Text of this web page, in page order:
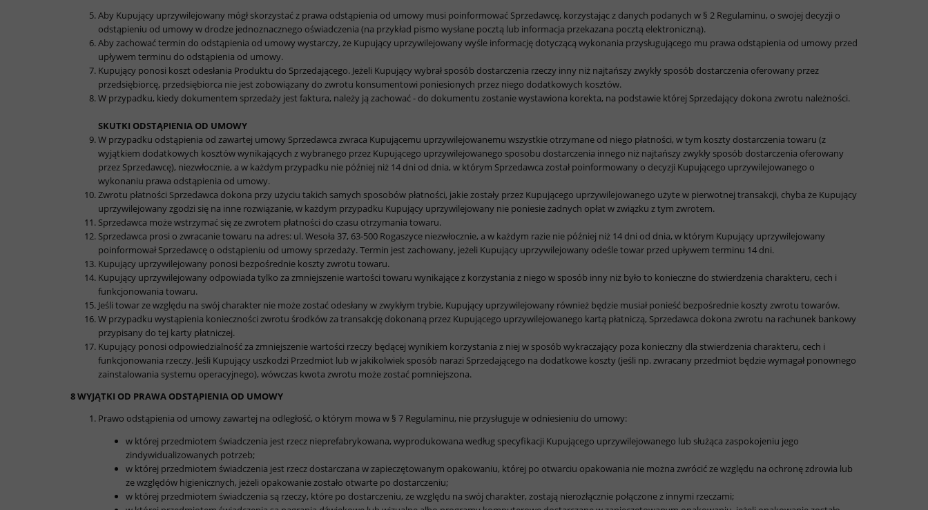
Aby Kupujący uprzywilejowany mógł skorzystać z prawa odstąpienia od umowy musi poinformować Sprzedawcę, korzystając z danych podanych w § 2 Regulaminu, o swojej decyzji o
odstąpieniu od umowy w drodze jednoznacznego oświadczenia (na przykład pismo wysłane pocztą lub informacja przekazana pocztą elektroniczną).
Aby zachować termin do odstąpienia od umowy wystarczy, że Kupujący uprzywilejowany wyśle informację dotyczącą wykonania przysługującego mu prawa odstąpienia od umowy przed
upływem terminu do odstąpienia od umowy.
Kupujący ponosi koszt odesłania Produktu do Sprzedającego. Jeżeli Kupujący wybrał sposób dostarczenia rzeczy inny niż najtańszy zwykły sposób dostarczenia oferowany przez
przedsiębiorcę, przedsiębiorca nie jest zobowiązany do zwrotu konsumentowi poniesionych przez niego dodatkowych kosztów.
W przypadku, kiedy dokumentem sprzedaży jest faktura, należy ją zachować - do dokumentu zostanie wystawiona korekta, na podstawie której Sprzedający dokona zwrotu należności.
SKUTKI ODSTĄPIENIA OD UMOWY
W przypadku odstąpienia od zawartej umowy Sprzedawca zwraca Kupującemu uprzywilejowanemu wszystkie otrzymane od niego płatności, w tym koszty dostarczenia towaru (z
wyjątkiem dodatkowych kosztów wynikających z wybranego przez Kupującego uprzywilejowanego sposobu dostarczenia innego niż najtańszy zwykły sposób dostarczenia oferowany
przez Sprzedawcę), niezwłocznie, a w każdym przypadku nie później niż 14 dni od dnia, w którym Sprzedawca został poinformowany o decyzji Kupującego uprzywilejowanego o
wykonaniu prawa odstąpienia od umowy.
Zwrotu płatności Sprzedawca dokona przy użyciu takich samych sposobów płatności, jakie zostały przez Kupującego uprzywilejowanego użyte w pierwotnej transakcji, chyba że Kupujący
uprzywilejowany zgodzi się na inne rozwiązanie, w każdym przypadku Kupujący uprzywilejowany nie poniesie żadnych opłat w związku z tym zwrotem.
Sprzedawca może wstrzymać się ze zwrotem płatności do czasu otrzymania towaru.
Sprzedawca prosi o zwracanie towaru na adres: ul. Wesoła 37, 63-500 Rogaszyce niezwłocznie, a w każdym razie nie później niż 14 dni od dnia, w którym Kupujący uprzywilejowany
poinformował Sprzedawcę o odstąpieniu od umowy sprzedaży. Termin jest zachowany, jeżeli Kupujący uprzywilejowany odeśle towar przed upływem terminu 14 dni.
Kupujący uprzywilejowany ponosi bezpośrednie koszty zwrotu towaru.
Kupujący uprzywilejowany odpowiada tylko za zmniejszenie wartości towaru wynikające z korzystania z niego w sposób inny niż było to konieczne do stwierdzenia charakteru, cech i
funkcjonowania towaru.
Jeśli towar ze względu na swój charakter nie może zostać odesłany w zwykłym trybie, Kupujący uprzywilejowany również będzie musiał ponieść bezpośrednie koszty zwrotu towarów.
W przypadku wystąpienia konieczności zwrotu środków za transakcję dokonaną przez Kupującego uprzywilejowanego kartą płatniczą, Sprzedawca dokona zwrotu na rachunek bankowy
przypisany do tej karty płatniczej.
Kupujący ponosi odpowiedzialność za zmniejszenie wartości rzeczy będącej wynikiem korzystania z niej w sposób wykraczający poza konieczny dla stwierdzenia charakteru, cech i
funkcjonowania rzeczy. Jeśli Kupujący uszkodzi Przedmiot lub w jakikolwiek sposób narazi Sprzedającego na dodatkowe koszty (jeśli np. zwracany przedmiot będzie wymagał ponownego
zainstalowania systemu operacyjnego), wówczas kwota zwrotu może zostać pomniejszona.
8 WYJĄTKI OD PRAWA ODSTĄPIENIA OD UMOWY
Prawo odstąpienia od umowy zawartej na odległość, o którym mowa w § 7 Regulaminu, nie przysługuje w odniesieniu do umowy:
w której przedmiotem świadczenia jest rzecz nieprefabrykowana, wyprodukowana według specyfikacji Kupującego uprzywilejowanego lub służąca zaspokojeniu jego
zindywidualizowanych potrzeb;
w której przedmiotem świadczenia jest rzecz dostarczana w zapieczętowanym opakowaniu, której po otwarciu opakowania nie można zwrócić ze względu na ochronę zdrowia lub
ze względów higienicznych, jeżeli opakowanie zostało otwarte po dostarczeniu;
w której przedmiotem świadczenia są rzeczy, które po dostarczeniu, ze względu na swój charakter, zostają nierozłącznie połączone z innymi rzeczami;